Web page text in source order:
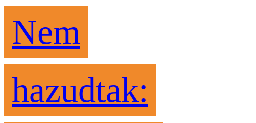
Nem
hazudtak: